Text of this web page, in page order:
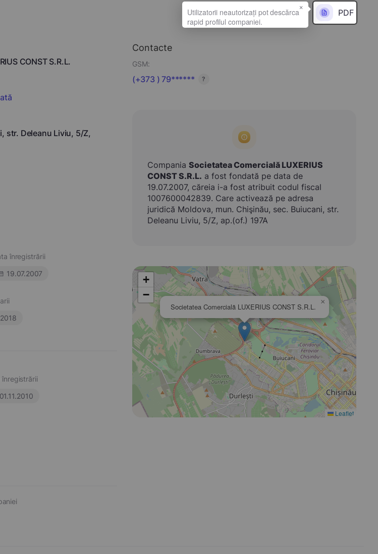
PDF
CONST S.R.L.
str. Deleanu Liviu, 5/Z,
înregistrării
19.07.2007
înregistrării
01.11.2010
Contacte
GSM:
(+373 ) 79****** ?
Compania Societatea Comercială LUXERIUS
CONST S.R.L. a fost fondată pe data de
19.07.2007, căreia i-a fost atribuit codul fiscal
1007600042839. Care activează pe adresa
juridică Moldova, mun. Chişinău, sec. Buiucani, str.
Deleanu Liviu, 5/Z, ap.(of.) 197A
Societatea Comercială LUXERIUS CONST S.R.L.
×
+
−
Leaflet
×